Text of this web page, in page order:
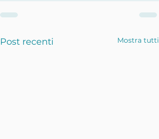
Post recenti Mostra tutti